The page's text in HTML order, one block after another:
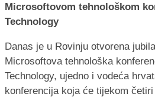
Microsoftovom tehnološkom
Technology
Danas je u Rovinju otvorena
Microsoftova tehnološka
Technology, ujedno i vodeća
konferencija koja će tijekom